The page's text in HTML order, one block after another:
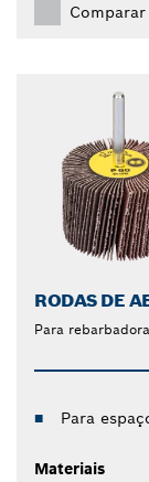
RODAS DE
Para
Para
Materiais